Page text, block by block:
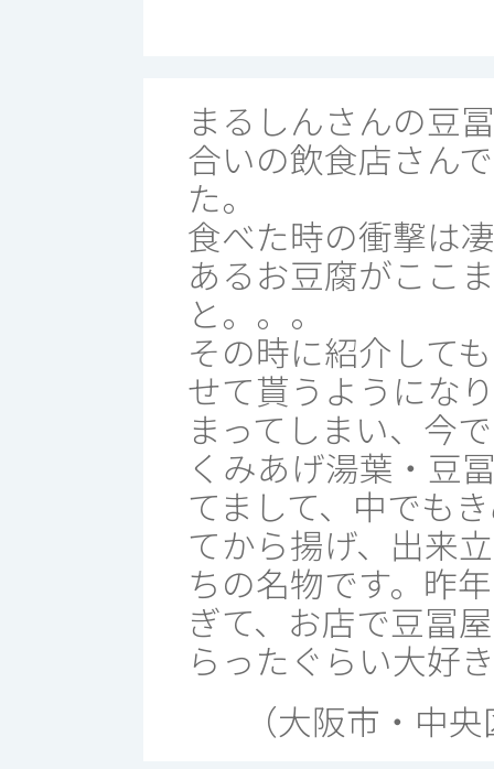
まるしんさんの豆
合いの飲食店さん
た。
食べた時の衝撃は
あるお豆腐がここ
と。。。
その時に紹介して
せて貰うようにな
まってしまい、今
くみあげ湯葉・豆
てまして、中でも
てから揚げ、出来
ちの名物です。昨
ぎて、お店で豆冨
らったぐらい大好
（大阪市・